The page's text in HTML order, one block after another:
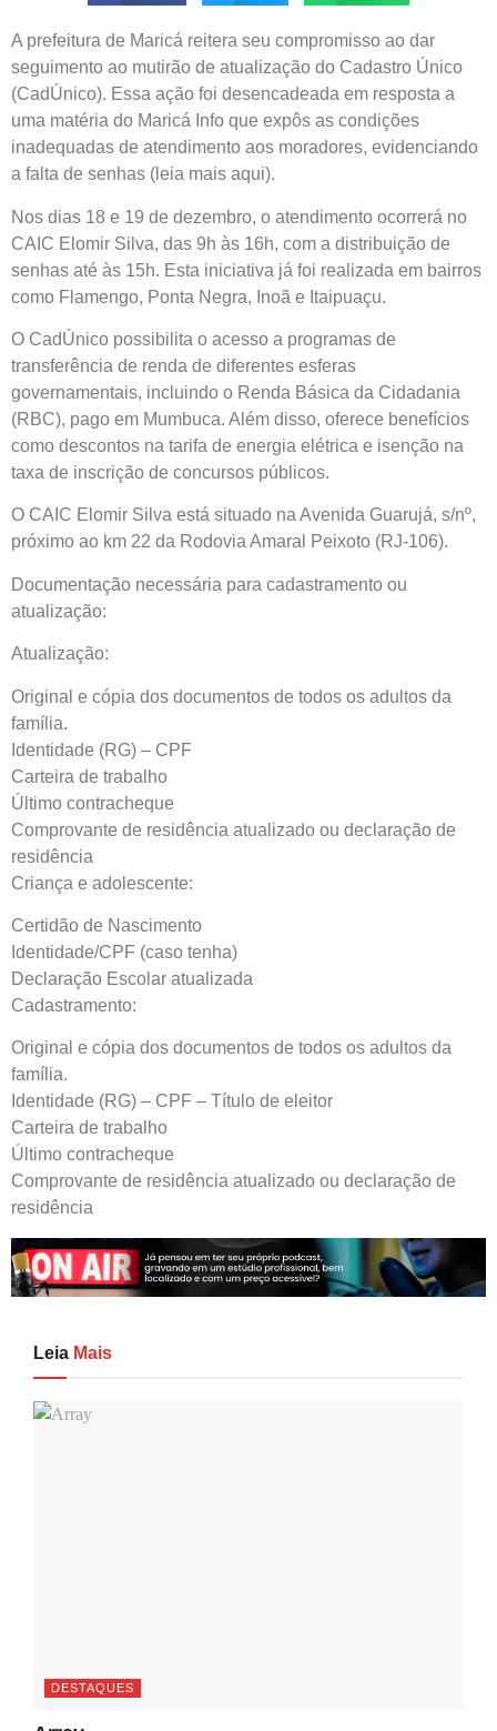
A prefeitura de Maricá reitera seu compromisso ao dar
seguimento ao mutirão de atualização do Cadastro Único
(CadÚnico). Essa ação foi desencadeada em resposta a
uma matéria do Maricá Info que expôs as condições
inadequadas de atendimento aos moradores, evidenciando
a falta de senhas (leia mais aqui).
Nos dias 18 e 19 de dezembro, o atendimento ocorrerá no
CAIC Elomir Silva, das 9h às 16h, com a distribuição de
senhas até às 15h. Esta iniciativa já foi realizada em bairros
como Flamengo, Ponta Negra, Inoã e Itaipuaçu.
O CadÚnico possibilita o acesso a programas de
transferência de renda de diferentes esferas
governamentais, incluindo o Renda Básica da Cidadania
(RBC), pago em Mumbuca. Além disso, oferece benefícios
como descontos na tarifa de energia elétrica e isenção na
taxa de inscrição de concursos públicos.
O CAIC Elomir Silva está situado na Avenida Guarujá, s/nº,
próximo ao km 22 da Rodovia Amaral Peixoto (RJ-106).
Documentação necessária para cadastramento ou
atualização:
Atualização:
Original e cópia dos documentos de todos os adultos da
família.
Identidade (RG) – CPF
Carteira de trabalho
Último contracheque
Comprovante de residência atualizado ou declaração de
residência
Criança e adolescente:
Certidão de Nascimento
Identidade/CPF (caso tenha)
Declaração Escolar atualizada
Cadastramento:
Original e cópia dos documentos de todos os adultos da
família.
Identidade (RG) – CPF – Título de eleitor
Carteira de trabalho
Último contracheque
Comprovante de residência atualizado ou declaração de
residência
Leia Mais
DESTAQUES